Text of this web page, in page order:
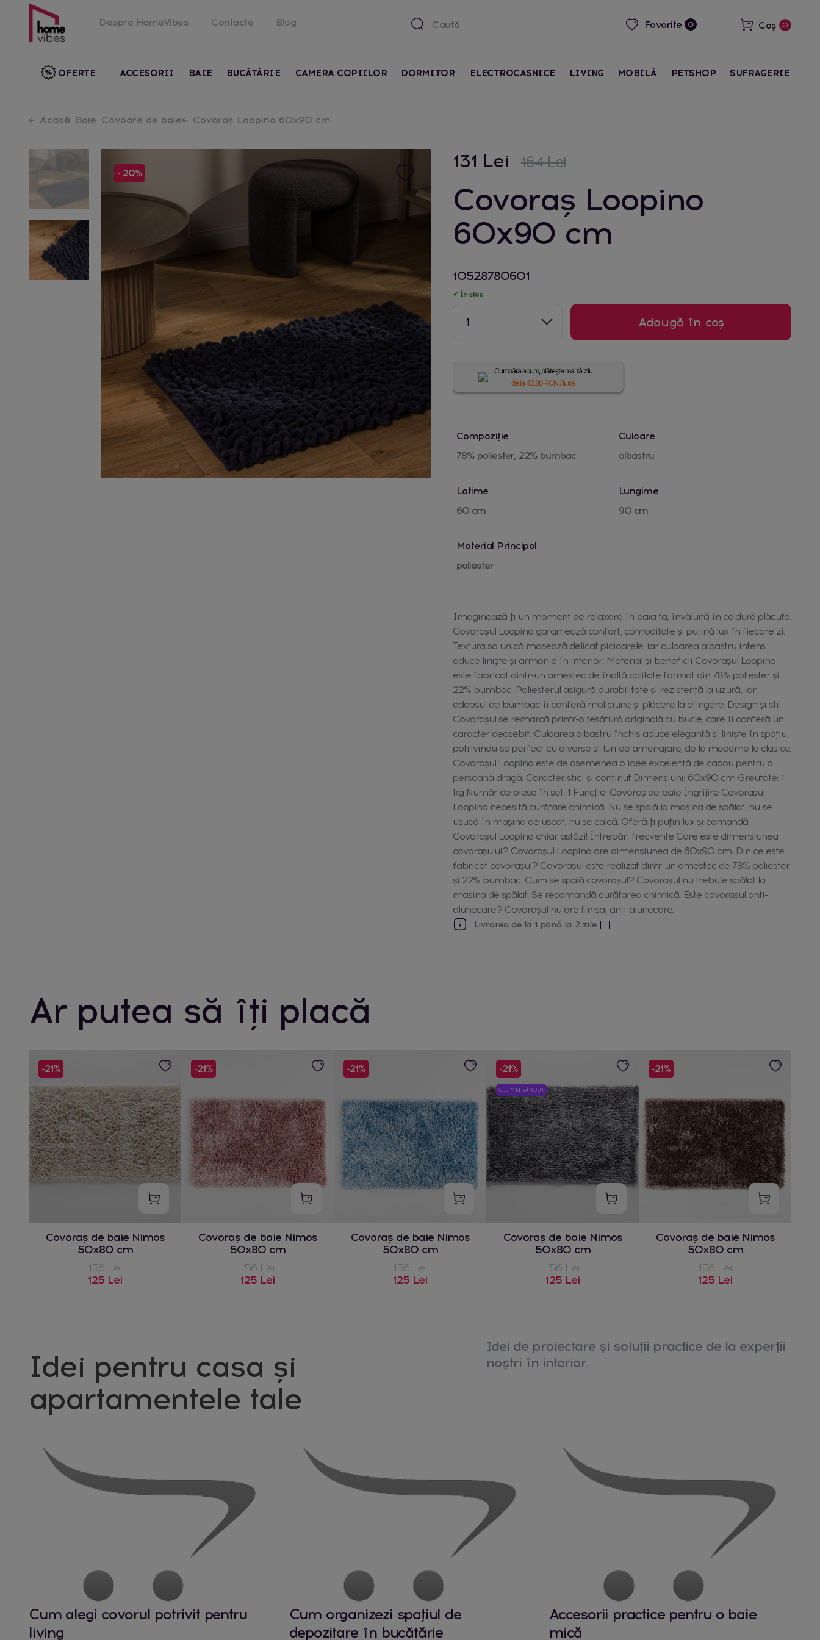
Despre HomeVibes Contacte Blog Favorite 0 Coș 0
ACCESORII BAIE BUCĂTĂRIE CAMERA COPIILOR DORMITOR ELECTROCASNICE LIVING MOBILĂ
OFERTE PETSHOP SUFRAGERIE
Acasă Baie Covoare de baie Covoraș Loopino 60x90 cm
- 20%
131 Lei 164 Lei
Covoraș Loopino
60x90 cm
10528780601
✓ În stoc
1 Adaugă în coș
Cumpără acum, plătește mai târziu
de la42.80 RON / lună
Compoziție
78% poliester, 22% bumbac
Culoare
albastru
Latime
60 cm
Lungime
90 cm
Material Principal
poliester
Imaginează-ți un moment de relaxare în baia ta, învăluită în căldură plăcută.
Covorașul Loopino garantează confort, comoditate și puțină lux în fiecare zi.
Textura sa unică masează delicat picioarele, iar culoarea albastru intens
aduce liniște și armonie în interior. Material și beneficii Covorașul Loopino
este fabricat dintr-un amestec de înaltă calitate format din 78% poliester și
22% bumbac. Poliesterul asigură durabilitate și rezistență la uzură, iar
adaosul de bumbac îi conferă moliciune și plăcere la atingere. Design și stil
Covorașul se remarcă printr-o țesătură originală cu bucle, care îi conferă un
caracter deosebit. Culoarea albastru închis aduce eleganță și liniște în spațiu,
potrivindu-se perfect cu diverse stiluri de amenajare, de la moderne la clasice.
Covorașul Loopino este de asemenea o idee excelentă de cadou pentru o
persoană dragă. Caracteristici și conținut Dimensiuni: 60x90 cm Greutate: 1
kg Număr de piese în set: 1 Funcție: Covoraș de baie Îngrijire Covorașul
Loopino necesită curățare chimică. Nu se spală la mașina de spălat, nu se
usucă în mașina de uscat, nu se calcă. Oferă-ți puțin lux și comandă
Covorașul Loopino chiar astăzi! Întrebări frecvente Care este dimensiunea
covorașului? Covorașul Loopino are dimensiunea de 60x90 cm. Din ce este
fabricat covorașul? Covorașul este realizat dintr-un amestec de 78% poliester
și 22% bumbac. Cum se spală covorașul? Covorașul nu trebuie spălat la
mașina de spălat. Se recomandă curățarea chimică. Este covorașul anti-
alunecare? Covorașul nu are finisaj anti-alunecare.
Livrarea de la 1 până la 2 zile
Ar putea să îți placă
-21%
Covoraș de baie Nimos
50x80 cm
156 Lei
125 Lei
-21%
Covoraș de baie Nimos
50x80 cm
156 Lei
125 Lei
-21%
Covoraș de baie Nimos
50x80 cm
156 Lei
125 Lei
-21%
CEL MAI VÂNDUT
Covoraș de baie Nimos
50x80 cm
156 Lei
125 Lei
-21%
Covoraș de baie Nimos
50x80 cm
156 Lei
125 Lei
Idei pentru casa și
apartamentele tale
Idei de proiectare și soluții practice de la experții
noștri în interior.
Cum alegi covorul potrivit pentru
living
Cum organizezi spațiul de
depozitare în bucătărie
Accesorii practice pentru o baie
mică